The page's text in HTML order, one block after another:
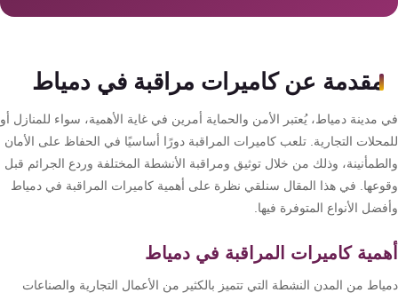
مقدمة عن كاميرات مراقبة في دمياط
مدينة دمياط، يُعتبر الأمن والحماية أمرين في غاية الأهمية، سواء للمنازل أو
التجارية. تلعب كاميرات المراقبة دورًا أساسيًا في الحفاظ على الأمان
وذلك من خلال توثيق ومراقبة الأنشطة المختلفة وردع الجرائم قبل
في هذا المقال سنلقي نظرة على أهمية كاميرات المراقبة في دمياط
الأنواع المتوفرة فيها.
كاميرات المراقبة في دمياط
من المدن النشطة التي تتميز بالكثير من الأعمال التجارية والصناعات
ساوند
حلول
أمنية
للشركات
جهاز